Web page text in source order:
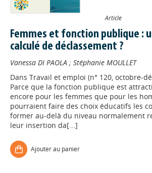
Article
Femmes et fonction publique :
calculé de déclassement ?
Vanessa DI PAOLA ; Stéphanie MOULLET
Dans Travail et emploi (n° 120, octobre-
Parce que la fonction publique est
encore pour les femmes que pour les
pourraient faire des choix éducatifs les
former au-delà du niveau normalement
leur insertion da[...]
Ajouter au panier